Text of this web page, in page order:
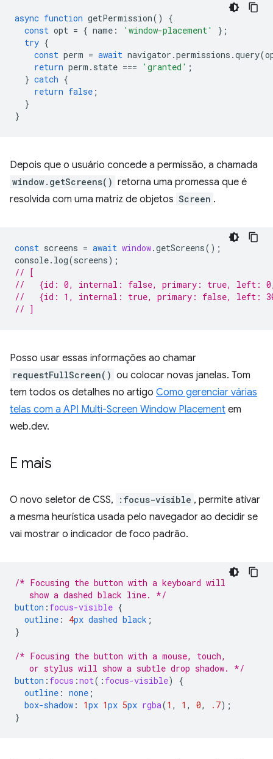
async function getPermission()
{
const opt = { name : 'window-placement'
};
try {
const perm = await navigator .permissions .query(
return perm . state === 'granted' ;
} catch {
return false ;
}
}
Depois que o usuário concede a permissão, a chamada
window.getScreens() retorna uma promessa que é
resolvida com uma matriz de objetos Screen .
const screens = await window.getScreens();
console. log(screens);
// [
//   {id: 0, internal: false, primary: true, left:
//   {id: 1, internal: true, primary: false, left:
// ]
Posso usar essas informações ao chamar
requestFullScreen() ou colocar novas janelas. Tom
tem todos os detalhes no artigo Como gerenciar várias
telas com a API Multi-Screen Window Placement em
web.dev.
E mais
O novo seletor de CSS, :focus-visible , permite ativar
a mesma heurística usada pelo navegador ao decidir se
vai mostrar o indicador de foco padrão.
/* Focusing the button with a keyboard will
   show a dashed black line. */
button : focus-visible {
outline : 4px dashed black ;
}
/* Focusing the button with a mouse, touch,
   or stylus will show a subtle drop shadow. */
button : focus :not( : focus-visible)
{
outline : none ;
box-shadow : 1px 1px 5px rgba(1 , 1 , 0, .7);
}